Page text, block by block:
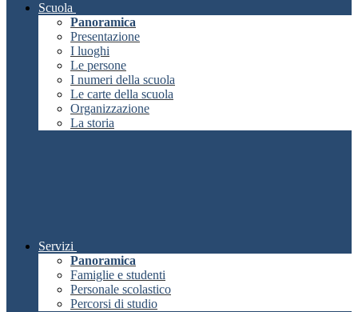
Scuola
Panoramica
Presentazione
I luoghi
Le persone
I numeri della scuola
Le carte della scuola
Organizzazione
La storia
Servizi
Panoramica
Famiglie e studenti
Personale scolastico
Percorsi di studio